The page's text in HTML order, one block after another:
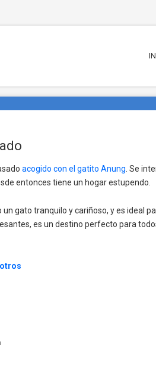
acogido con el gatito Anung . Se
entonces tiene un hogar estupendo.
gato tranquilo y cariñoso, y es ideal
es un destino perfecto para